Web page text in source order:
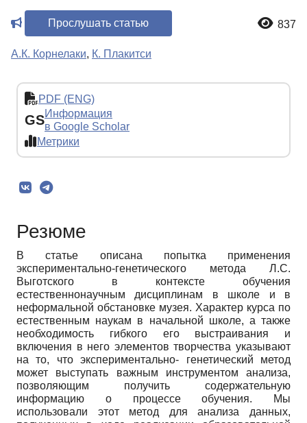
Прослушать статью 837
А.К. Корнелаки, К. Плакитси
PDF (ENG)
GSИнформация
в Google Scholar
Метрики
Резюме
В статье описана попытка применения
экспериментально-генетического метода Л.С.
Выготского в контексте обучения
естественнонаучным дисциплинам в школе и в
неформальной обстановке музея. Характер курса по
естественным наукам в начальной школе, а также
необходимость гибкого его выстраивания и
включения в него элементов творчества указывают
на то, что экспериментально- генетический метод
может выступать важным инструментом анализа,
позволяющим получить содержательную
информацию о процессе обучения. Мы
использовали этот метод для анализа данных,